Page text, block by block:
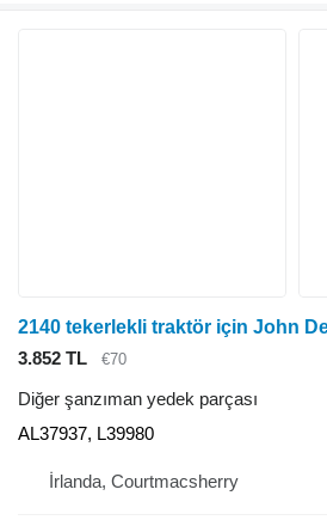
3.852 TL €70
Diğer şanzıman yedek parçası
AL37937, L39980
İrlanda, Courtmacsherry